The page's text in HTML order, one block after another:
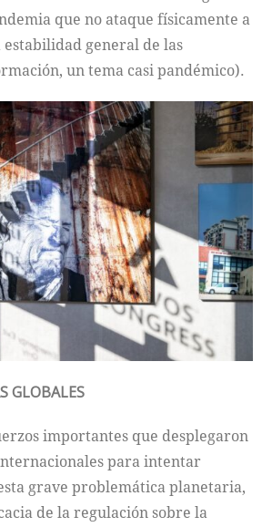
que no ataque físicamente a
estabilidad general de las
un tema casi pandémico).
GLOBALES
importantes que desplegaron
para intentar
grave problemática planetaria,
de la regulación sobre la